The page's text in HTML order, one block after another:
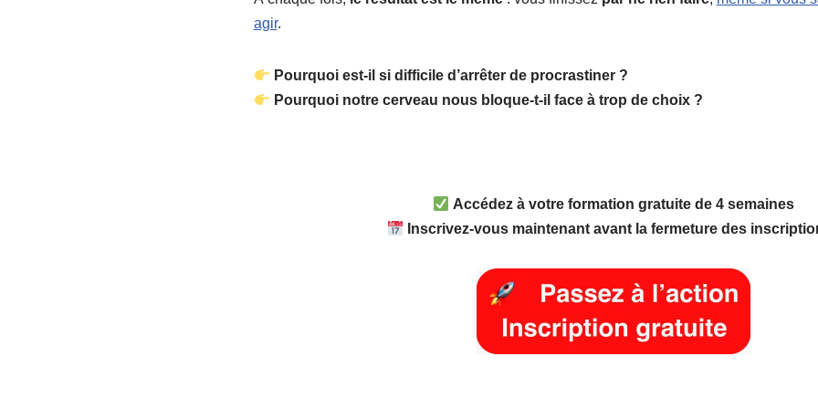
agir.
Pourquoi est-il si difficile d’arrêter de procrastiner ?
Pourquoi notre cerveau nous bloque-t-il face à trop de choix ?
Accédez à votre formation gratuite de 4 semaines
Inscrivez-vous maintenant avant la fermeture des